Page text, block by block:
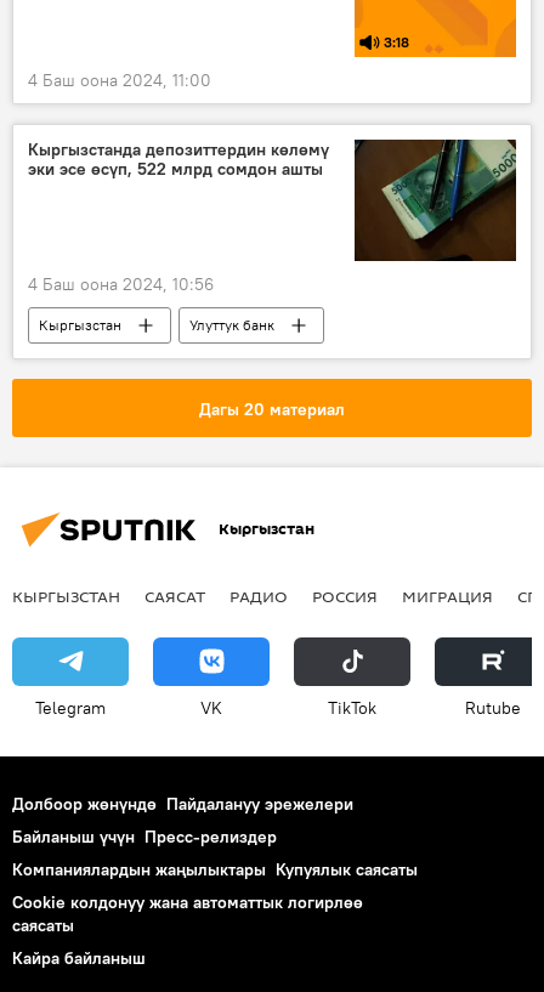
3:18
4 Баш оона 2024, 11:00
Кыргызстанда депозиттердин көлөмү
эки эсе өсүп, 522 млрд сомдон ашты
4 Баш оона 2024, 10:56
Кыргызстан
Улуттук банк
депозит
акча Экономика
Дагы 20 материал
Кыргызстан
КЫРГЫЗСТАН САЯСАТ РАДИО РОССИЯ МИГРАЦИЯ
Telegram VK ТikТоk Rutube
Долбоор жөнүндө Пайдалануу эрежелери
Байланыш үчүн Пресс-релиздер
Компаниялардын жаңылыктары Купуялык саясаты
Cookie колдонуу жана автоматтык логирлөө
саясаты
Кайра байланыш